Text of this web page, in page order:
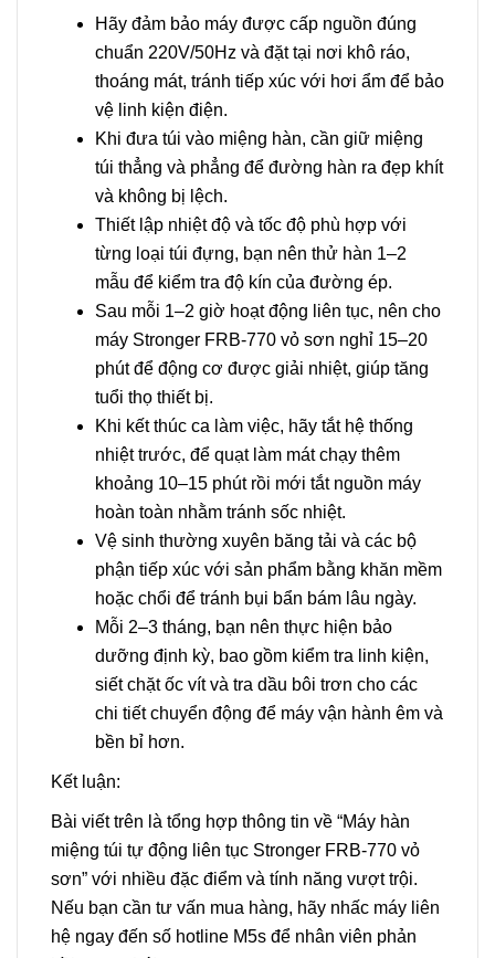
Hãy đảm bảo máy được cấp nguồn đúng
chuẩn 220V/50Hz và đặt tại nơi khô ráo,
thoáng mát, tránh tiếp xúc với hơi ẩm để bảo
vệ linh kiện điện.
Khi đưa túi vào miệng hàn, cần giữ miệng
túi thẳng và phẳng để đường hàn ra đẹp khít
và không bị lệch.
Thiết lập nhiệt độ và tốc độ phù hợp với
từng loại túi đựng, bạn nên thử hàn 1–2
mẫu để kiểm tra độ kín của đường ép.
Sau mỗi 1–2 giờ hoạt động liên tục, nên cho
máy Stronger FRB-770 vỏ sơn nghỉ 15–20
phút để động cơ được giải nhiệt, giúp tăng
tuổi thọ thiết bị.
Khi kết thúc ca làm việc, hãy tắt hệ thống
nhiệt trước, để quạt làm mát chạy thêm
khoảng 10–15 phút rồi mới tắt nguồn máy
hoàn toàn nhằm tránh sốc nhiệt.
Vệ sinh thường xuyên băng tải và các bộ
phận tiếp xúc với sản phẩm bằng khăn mềm
hoặc chổi để tránh bụi bẩn bám lâu ngày.
Mỗi 2–3 tháng, bạn nên thực hiện bảo
dưỡng định kỳ, bao gồm kiểm tra linh kiện,
siết chặt ốc vít và tra dầu bôi trơn cho các
chi tiết chuyển động để máy vận hành êm và
bền bỉ hơn.
Kết luận:
Bài viết trên là tổng hợp thông tin về “Máy hàn
miệng túi tự động liên tục Stronger FRB-770 vỏ
sơn” với nhiều đặc điểm và tính năng vượt trội.
Nếu bạn cần tư vấn mua hàng, hãy nhấc máy liên
hệ ngay đến số hotline M5s để nhân viên phản